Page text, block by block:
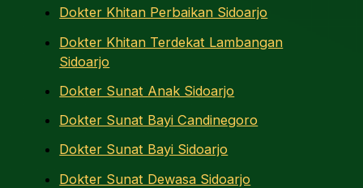
Dokter Khitan Perbaikan Sidoarjo
Dokter Khitan Terdekat Lambangan
Sidoarjo
Dokter Sunat Anak Sidoarjo
Dokter Sunat Bayi Candinegoro
Dokter Sunat Bayi Sidoarjo
Dokter Sunat Dewasa Sidoarjo